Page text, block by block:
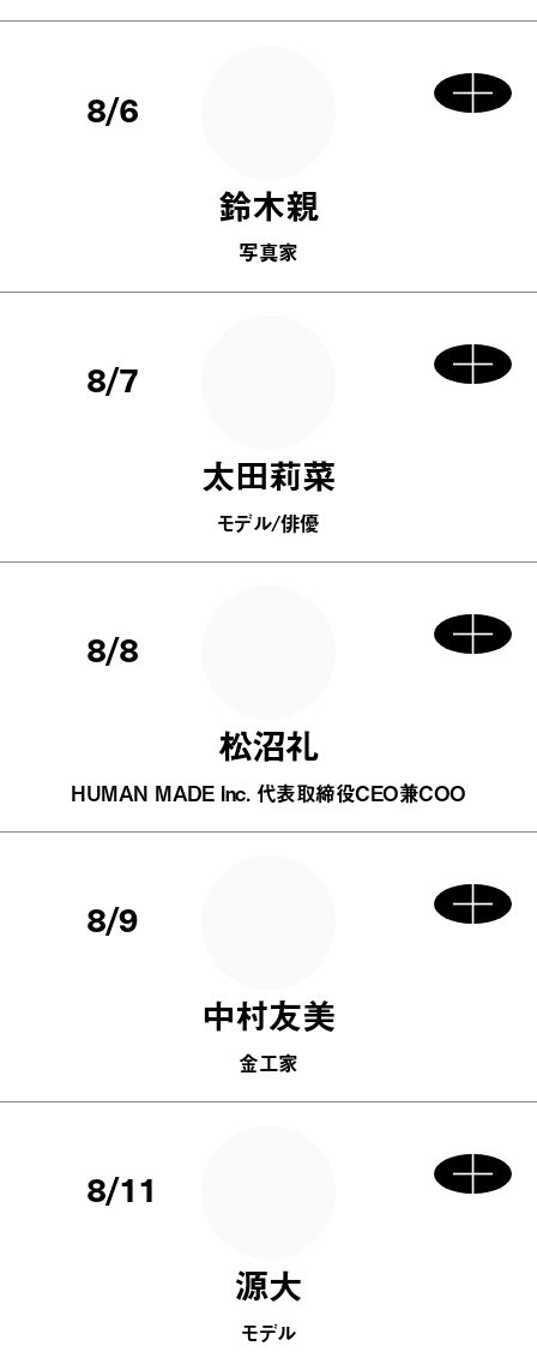
8/6
鈴木親
写真家
8/7
太田莉菜
モデル/俳優
8/8
松沼礼
HUMAN MADE Inc. 代表取締役CEO兼COO
8/9
中村友美
金工家
8/11
源大
モデル